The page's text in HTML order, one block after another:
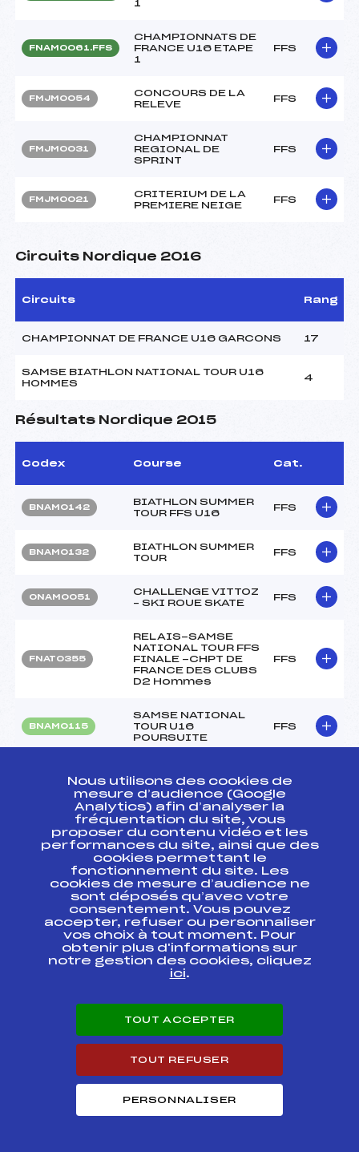
1
FNAM0061.FFS
CHAMPIONNATS DE
FRANCE U16 ETAPE
1
FFS
FMJM0054
CONCOURS DE LA
RELEVE
FFS
FMJM0031
CHAMPIONNAT
REGIONAL DE
SPRINT
FFS
FMJM0021
CRITERIUM DE LA
PREMIERE NEIGE
FFS
Circuits Nordique 2016
Circuits Rang
CHAMPIONNAT DE FRANCE U16 GARCONS 17
SAMSE BIATHLON NATIONAL TOUR U16
HOMMES
4
Résultats Nordique 2015
Codex Course Cat.
BNAM0142
BIATHLON SUMMER
TOUR FFS U16
FFS
BNAM0132
BIATHLON SUMMER
TOUR
FFS
ONAM0051
CHALLENGE VITTOZ
– SKI ROUE SKATE
FFS
FNAT0355
RELAIS-SAMSE
NATIONAL TOUR FFS
FINALE -CHPT DE
FRANCE DES CLUBS
D2 Hommes
FFS
BNAM0115
SAMSE NATIONAL
TOUR U16
POURSUITE
FFS
BNAM0102.FFS
TOUR U16
POURSUITE
FFS
BNAM0101.FFS
SAMSE NATIONAL
TOUR U16
FFS
FMJM0282
CHAMPIONNAT
REGIONAL
INDIVIDUEL
FFS
FMJM0051
CHAMPIONNAT
REGIONAL DE
SPRINT ARCON
18/02/2015
FFS
REGIONAL DE
SPRINT ARCON
CHALLENGE Jacky
BERTONCINI
CHAMPIONNATS DE
Nous utilisons des cookies de
mesure d’audience (Google
Analytics) afin d’analyser la
fréquentation du site, vous
proposer du contenu vidéo et les
performances du site, ainsi que des
cookies permettant le
fonctionnement du site. Les
cookies de mesure d’audience ne
sont déposés qu’avec votre
consentement. Vous pouvez
accepter, refuser ou personnaliser
vos choix à tout moment. Pour
obtenir plus d'informations sur
notre gestion des cookies, cliquez
ici.
TOUT ACCEPTER
TOUT REFUSER
PERSONNALISER